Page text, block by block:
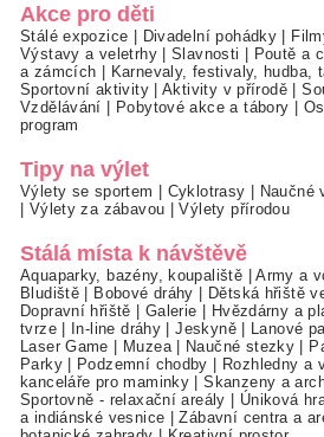
Akce pro děti
Stálé expozice Divadelní pohádky
Výstavy a veletrhy|Slavnosti Poutě a
a zámcích
Karnevaly, festivaly, hudba,
Sportovní aktivity|Aktivity v přírodě |
Vzdělávání
Pobytové akce a tábory
program
Tipy na výlet
Výlety se sportem Cyklotrasy Naučné
Výlety za zábavou |Výlety přírodou
Stálá místa k návštěvě
Aquaparky, bazény, koupaliště |Army a
Bludiště
Bobové dráhy Dětská hřiště
Dopravní hřiště
Galerie Hvězdárny a
tvrze| In-line dráhy |Jeskyně| Lanové
Laser Game
Muzea| Naučné stezky
Parky| Podzemní chodby Rozhledny a
kanceláře pro maminky |Skanzeny a
Sportovně - relaxační areály
Úniková
a indiánské vesnice |Zábavní centra a